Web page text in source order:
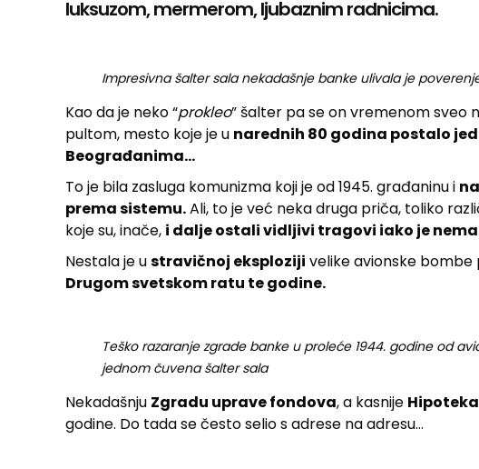
luksuzom, mermerom, ljubaznim radnicima.
Impresivna šalter sala nekadašnje banke ulivala je
Kao da je neko “prokleo” šalter pa se on vremenom sveo
pultom, mesto koje je u narednih 80 godina postalo
Beograđanima…
To je bila zasluga komunizma koji je od 1945. građaninu i
prema sistemu.Ali, to je već neka druga priča, toliko
koje su, inače, i dalje ostali vidljivi tragovi iako je nema
Nestala je ustravičnoj eksploziji velike avionske bombe
Drugom svetskom ratu te godine.
Teško razaranje zgrade banke u proleće 1944. godine od
jednom čuvena šalter sala
Nekadašnju Zgradu uprave fondova, a kasnije
godine. Do tada se često selio s adrese na adresu…